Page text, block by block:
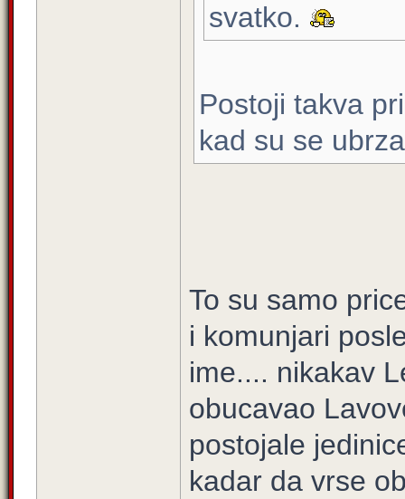
svatko.
Postoji takva
kad su se
To su samo
i komunjari
ime.... nikakav
obucavao
postojale
kadar da vrse